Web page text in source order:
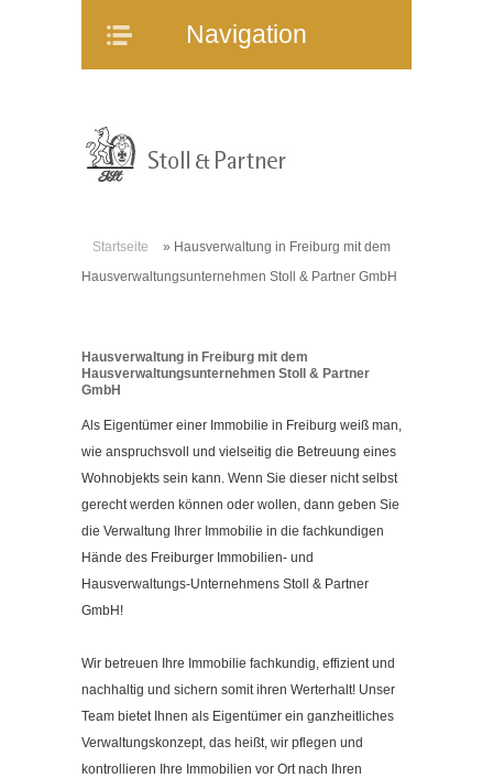
Navigation
Navigation
Mitarbeiter
Verkauf und Vermietung
Online-Service
Partner
Kontakt
Impressum
Cookieeinstellungen ändern
Startseite » Hausverwaltung in Freiburg mit dem
Hausverwaltungsunternehmen Stoll & Partner GmbH
Hausverwaltung in Freiburg mit dem
Hausverwaltungsunternehmen Stoll & Partner
GmbH
Als Eigentümer einer Immobilie in Freiburg weiß man,
wie anspruchsvoll und vielseitig die Betreuung eines
Wohnobjekts sein kann. Wenn Sie dieser nicht selbst
gerecht werden können oder wollen, dann geben Sie
die Verwaltung Ihrer Immobilie in die fachkundigen
Hände des Freiburger Immobilien- und
Hausverwaltungs-Unternehmens Stoll & Partner
GmbH!
Wir betreuen Ihre Immobilie fachkundig, effizient und
nachhaltig und sichern somit ihren Werterhalt! Unser
Team bietet Ihnen als Eigentümer ein ganzheitliches
Verwaltungskonzept, das heißt, wir pflegen und
kontrollieren Ihre Immobilien vor Ort nach Ihren